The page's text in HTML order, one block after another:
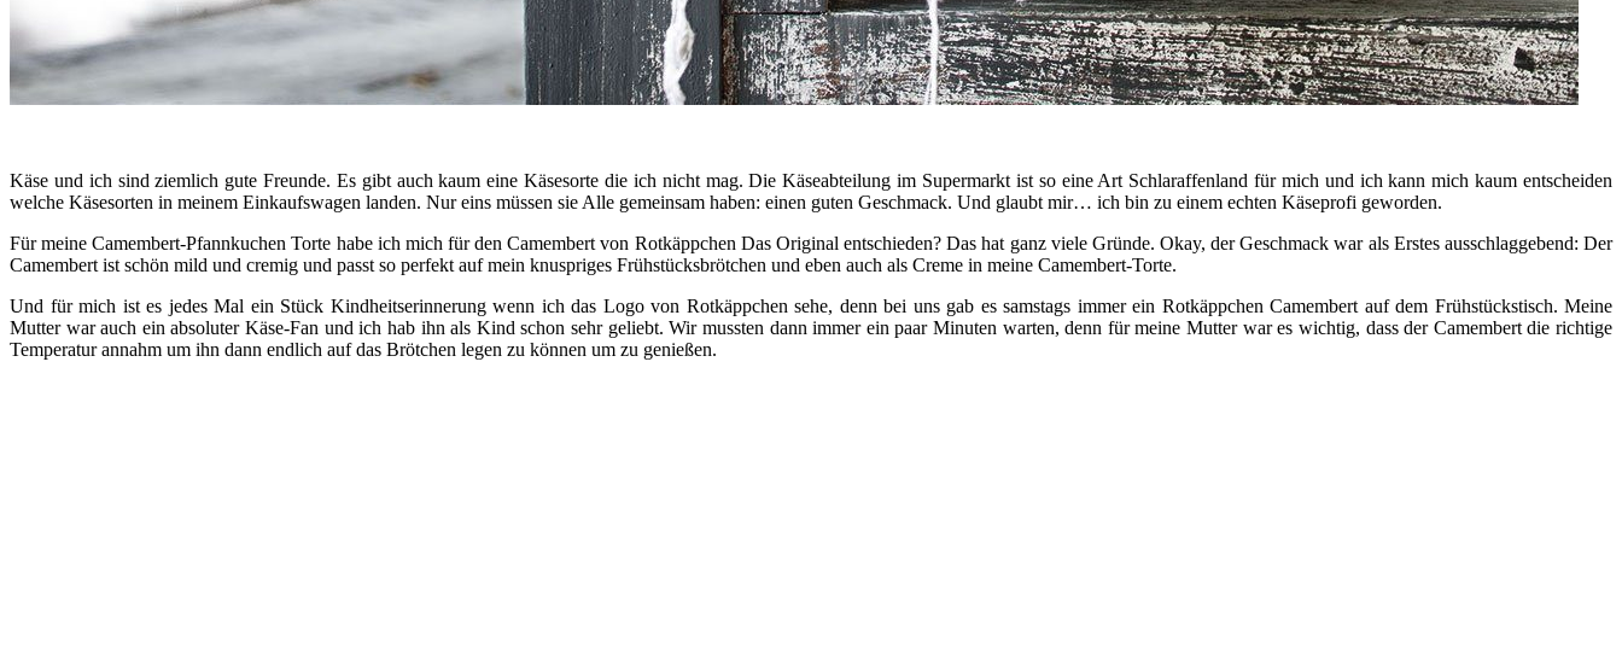
Käse und ich sind ziemlich gute Freunde. Es gibt auch kaum eine Käsesorte die ich nicht mag. Die Käseabteilung im Supermarkt ist so eine Art Schlaraffenland für mich und ich kann mich kaum entscheiden
welche Käsesorten in meinem Einkaufswagen landen. Nur eins müssen sie Alle gemeinsam haben: einen guten Geschmack. Und glaubt mir… ich bin zu einem echten Käseprofi geworden.
Für meine Camembert-Pfannkuchen Torte habe ich mich für den Camembert von Rotkäppchen Das Original entschieden? Das hat ganz viele Gründe. Okay, der Geschmack war als Erstes ausschlaggebend: Der
Camembert ist schön mild und cremig und passt so perfekt auf mein knuspriges Frühstücksbrötchen und eben auch als Creme in meine Camembert-Torte.
Und für mich ist es jedes Mal ein Stück Kindheitserinnerung wenn ich das Logo von Rotkäppchen sehe, denn bei uns gab es samstags immer ein Rotkäppchen Camembert auf dem Frühstückstisch. Meine
Mutter war auch ein absoluter Käse-Fan und ich hab ihn als Kind schon sehr geliebt. Wir mussten dann immer ein paar Minuten warten, denn für meine Mutter war es wichtig, dass der Camembert die richtige
Temperatur annahm um ihn dann endlich auf das Brötchen legen zu können um zu genießen.